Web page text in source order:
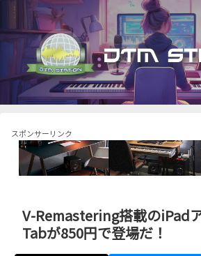
スポンサーリンク
V-Remastering搭載のiPad
Tabが850円で登場だ！